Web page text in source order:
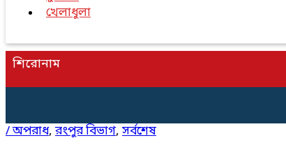
খেলাধুলা
শিরোনাম
/অপরাধ, রংপুর বিভাগ, সর্বশেষ